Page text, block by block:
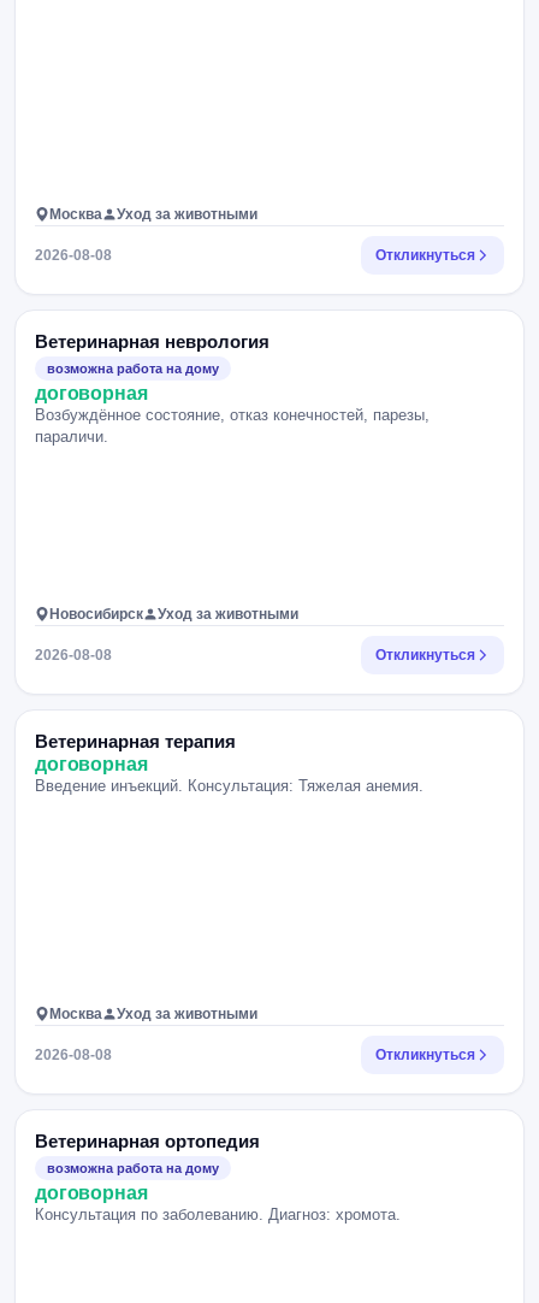
Москва Уход за животными
2026-08-08 Откликнуться
Ветеринарная неврология
возможна работа на дому
договорная
Возбуждённое состояние, отказ конечностей, парезы,
параличи.
Новосибирск Уход за животными
2026-08-08 Откликнуться
Ветеринарная терапия
договорная
Введение инъекций. Консультация: Тяжелая анемия.
Москва Уход за животными
2026-08-08 Откликнуться
Ветеринарная ортопедия
возможна работа на дому
договорная
Консультация по заболеванию. Диагноз: хромота.